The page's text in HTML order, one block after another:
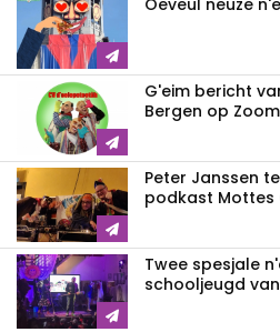
Oeveul neuze
G'eim bericht
Bergen op
Peter Janssen
podkast Mottes
Twee spesjale
schooljeugd